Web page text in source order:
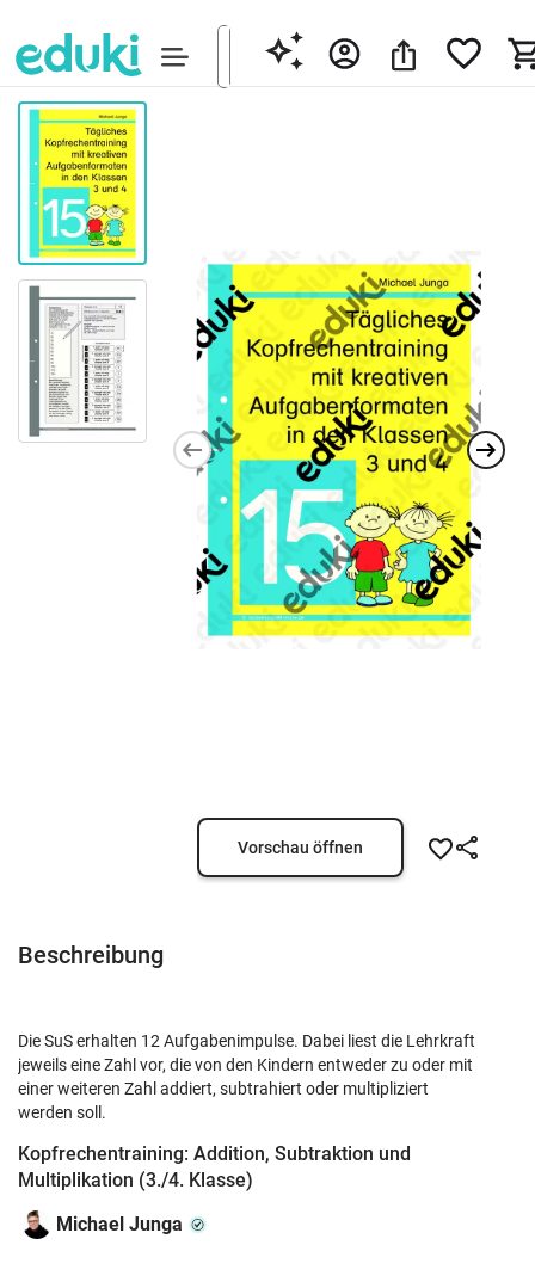
Vorschau öffnen
Beschreibung
Die SuS erhalten 12 Aufgabenimpulse. Dabei liest die Lehrkraft
jeweils eine Zahl vor, die von den Kindern entweder zu oder mit
einer weiteren Zahl addiert, subtrahiert oder multipliziert
werden soll.
Kopfrechentraining: Addition, Subtraktion und
Multiplikation (3./4. Klasse)
Michael Junga